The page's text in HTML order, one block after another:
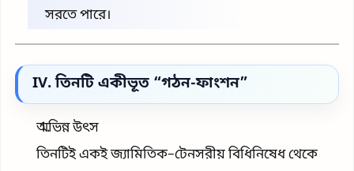
সরতে পারে।
IV. তিনটি একীভূত “গঠন-ফাংশন”
অভিন্ন উৎস
তিনটিই একই জ্যামিতিক–টেনসরীয় বিধিনিষেধ থেকে